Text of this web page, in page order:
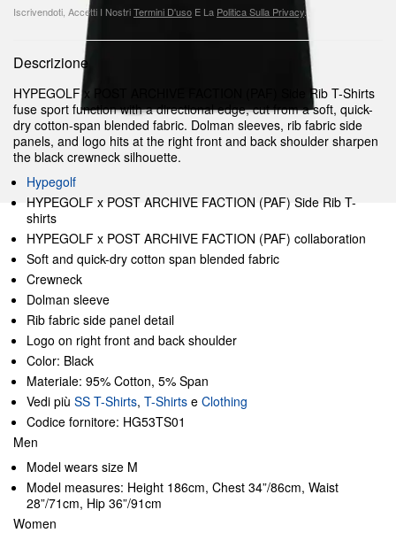
Iscrivendoti, Accetti I NostriTermini D'uso E La Politica Sulla Privacy.
Descrizione
HYPEGOLF x POST ARCHIVE FACTION (PAF) Side Rib T-Shirts
fuse sport function with a directional edge, cut from a soft, quick-
dry cotton-span blended fabric. Dolman sleeves, rib fabric side
panels, and logo hits at the right front and back shoulder sharpen
the black crewneck silhouette.
Hypegolf
HYPEGOLF x POST ARCHIVE FACTION (PAF) Side Rib T-
shirts
HYPEGOLF x POST ARCHIVE FACTION (PAF) collaboration
Soft and quick-dry cotton span blended fabric
Crewneck
Dolman sleeve
Rib fabric side panel detail
Logo on right front and back shoulder
Color: Black
Materiale: 95% Cotton, 5% Span
Vedi più SS T-Shirts, T-Shirts e Clothing
Codice fornitore: HG53TS01
Men
Model wears size M
Model measures: Height 186cm, Chest 34”/86cm, Waist
28”/71cm, Hip 36”/91cm
Women